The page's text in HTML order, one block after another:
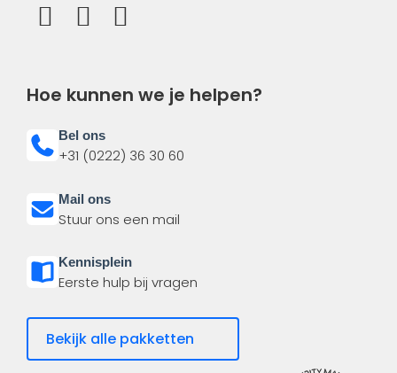
Hoe kunnen we je helpen?
Bel ons
+31 (0222) 36 30 60
Mail ons
Stuur ons een mail
Kennisplein
Eerste hulp bij vragen
Bekijk alle pakketten